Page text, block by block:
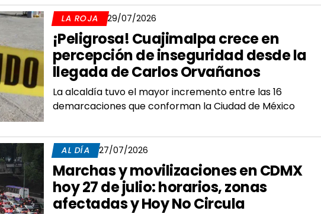
LA ROJA 29/07/2026
¡Peligrosa! Cuajimalpa crece en
percepción de inseguridad desde la
llegada de Carlos Orvañanos
La alcaldía tuvo el mayor incremento entre las 16
demarcaciones que conforman la Ciudad de México
AL DÍA 27/07/2026
Marchas y movilizaciones en CDMX
hoy 27 de julio: horarios, zonas
afectadas y Hoy No Circula